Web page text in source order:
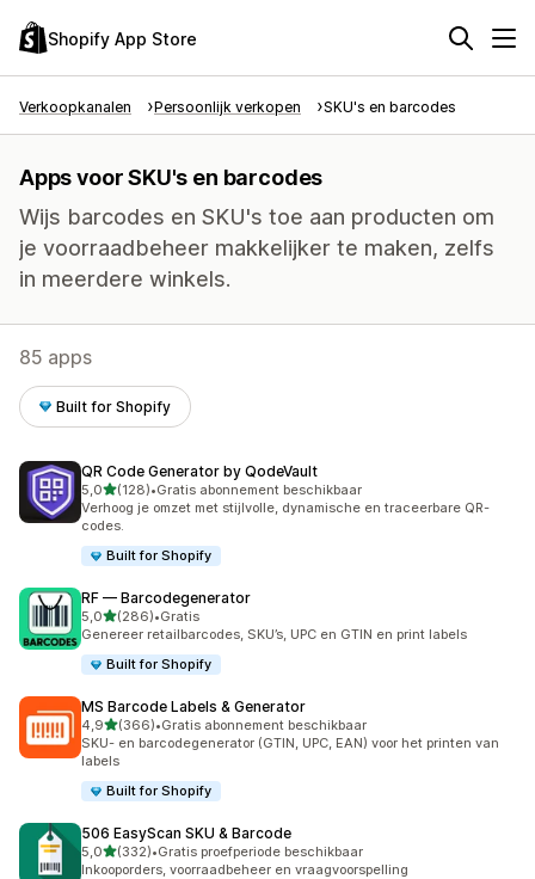
Shopify App Store
Verkoopkanalen Persoonlijk verkopen SKU's en barcodes
Apps voor SKU's en barcodes
Wijs barcodes en SKU's toe aan producten om
je voorraadbeheer makkelijker te maken, zelfs
in meerdere winkels.
85 apps
Built for Shopify
QR Code Generator by QodeVault
5,0van 5 sterren
(128)
128 recensies in totaal
•Gratis abonnement beschikbaar
Verhoog je omzet met stijlvolle, dynamische en traceerbare QR-
codes.
Built for Shopify
RF — Barcodegenerator
5,0van 5 sterren
(286)
286 recensies in totaal
•Gratis
Genereer retailbarcodes, SKU’s, UPC en GTIN en print labels
Built for Shopify
MS Barcode Labels & Generator
4,9van 5 sterren
(366)
366 recensies in totaal
•Gratis abonnement beschikbaar
SKU- en barcodegenerator (GTIN, UPC, EAN) voor het printen van
labels
Built for Shopify
506 EasyScan SKU & Barcode
5,0van 5 sterren
(332)
332 recensies in totaal
•Gratis proefperiode beschikbaar
Inkooporders, voorraadbeheer en vraagvoorspelling